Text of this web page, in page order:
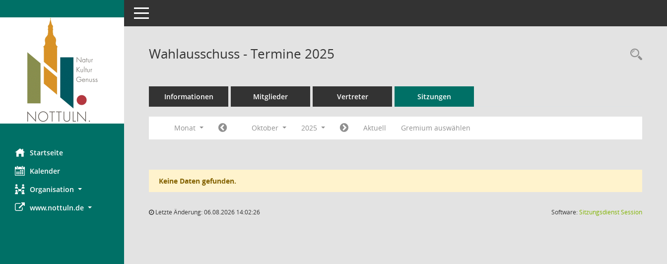
Startseite
Kalender
Organisation
www.nottuln.de
Toggle navigation
Wahlausschuss - Termine 2025
Informationen Mitglieder Vertreter Sitzungen
Monat Oktober 2025 Aktuell Gremium auswählen
Keine Daten gefunden.
Letzte Änderung: 06.08.2026 14:02:26 Software:SitzungsdienstSession(Wird in